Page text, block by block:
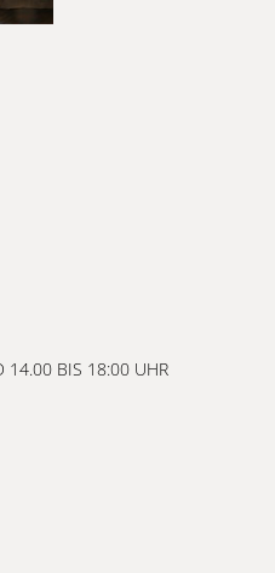
14.00 BIS 18:00 UHR